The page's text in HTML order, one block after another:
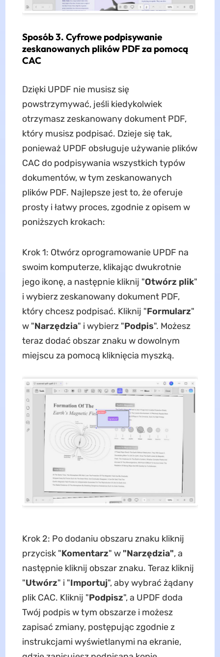
Sposób 3. Cyfrowe podpisywanie
zeskanowanych plików PDF za pomocą
CAC
Dzięki UPDF nie musisz się
powstrzymywać, jeśli kiedykolwiek
otrzymasz zeskanowany dokument PDF,
który musisz podpisać. Dzieje się tak,
ponieważ UPDF obsługuje używanie plików
CAC do podpisywania wszystkich typów
dokumentów, w tym zeskanowanych
plików PDF. Najlepsze jest to, że oferuje
prosty i łatwy proces, zgodnie z opisem w
poniższych krokach:
Krok 1: Otwórz oprogramowanie UPDF na
swoim komputerze, klikając dwukrotnie
jego ikonę, a następnie kliknij "Otwórz plik"
i wybierz zeskanowany dokument PDF,
który chcesz podpisać. Kliknij "Formularz"
w "Narzędzia" i wybierz "Podpis". Możesz
teraz dodać obszar znaku w dowolnym
miejscu za pomocą kliknięcia myszką.
Krok 2: Po dodaniu obszaru znaku kliknij
przycisk "Komentarz" w "Narzędzia", a
następnie kliknij obszar znaku. Teraz kliknij
"Utwórz" i "Importuj", aby wybrać żądany
plik CAC. Kliknij "Podpisz", a UPDF doda
Twój podpis w tym obszarze i możesz
zapisać zmiany, postępując zgodnie z
instrukcjami wyświetlanymi na ekranie,